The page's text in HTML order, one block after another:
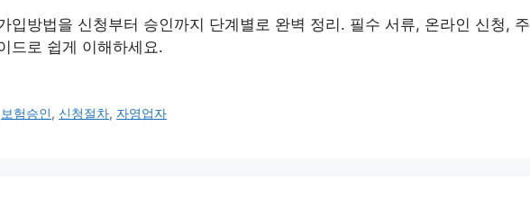
입방법을 신청부터 승인까지 단계별로 완벽 정리. 필수 서류, 온라인 신청, 주
드로 쉽게 이해하세요.
보험승인, 신청절차, 자영업자